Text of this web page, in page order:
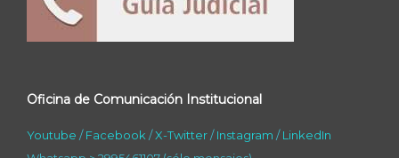
Oficina de Comunicación Institucional
Youtube /Facebook /X-Twitter/Instagram /LinkedIn